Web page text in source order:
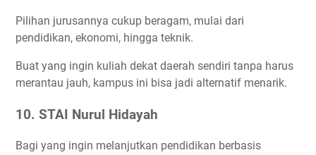
Pilihan jurusannya cukup beragam, mulai dari
pendidikan, ekonomi, hingga teknik.
Buat yang ingin kuliah dekat daerah sendiri tanpa harus
merantau jauh, kampus ini bisa jadi alternatif menarik.
10. STAI Nurul Hidayah
Bagi yang ingin melanjutkan pendidikan berbasis